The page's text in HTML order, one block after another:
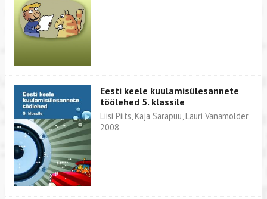
Eesti keele kuulamisülesannete
töölehed 5. klassile
Liisi Piits, Kaja Sarapuu, Lauri Vanamölder
2008